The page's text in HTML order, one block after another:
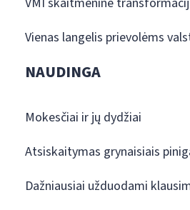
Vienas langelis prievolėms
NAUDINGA
Mokesčiai ir jų dydžiai
Atsiskaitymas grynaisiais
Dažniausiai užduodami